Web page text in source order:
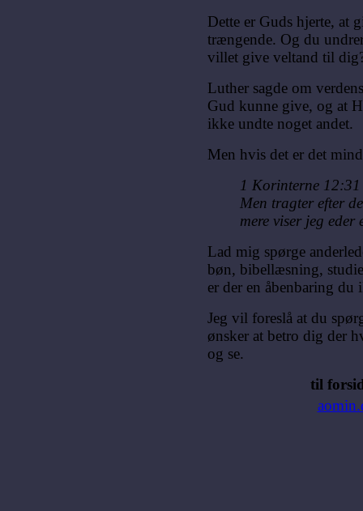
Dette er Guds hjerte, at
trængende. Og du
villet give veltand til
Luther sagde om
Gud kunne give, og at
ikke undte noget andet.
Men hvis det er det
1 Korinterne 12:31
Men tragter efter
mere viser jeg eder
Lad mig spørge
bøn, bibellæsning,
er der en åbenbaring du
Jeg vil foreslå at du
ønsker at betro dig der
og se.
til